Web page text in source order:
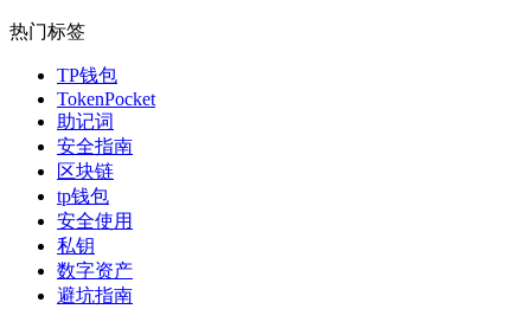
热门标签
TP钱包
TokenPocket
助记词
安全指南
区块链
tp钱包
安全使用
私钥
数字资产
避坑指南